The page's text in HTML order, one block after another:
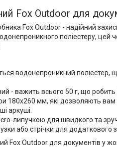
Fox Outdoor для
Fox Outdoor - надійний
поліестеру, цей
водонепроникний поліестер,
- важить всього 50 г, що
180x260 мм, які дозволяють вам
аркуші.
липучкою для швидкого та
або стрічки для додаткового
Fox Outdoor для документів у